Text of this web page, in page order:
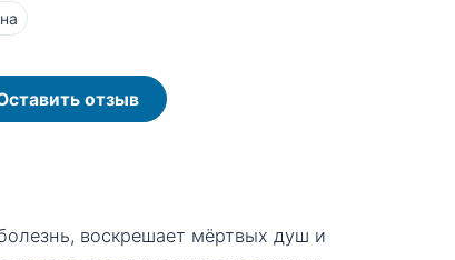
отзыв
воскрешает мёртвых душ и